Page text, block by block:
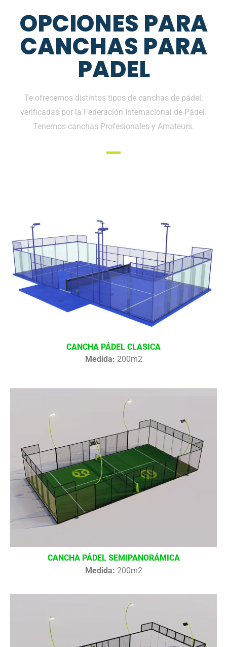
OPCIONES PARA
CANCHAS PARA
PADEL
Te ofrecemos distintos tipos de canchas de pádel,
verificadas por la Federación Internacional de Pádel.
Tenemos canchas Profesionales y Amateurs.
CANCHA PÁDEL CLASICA
Medida: 200m2
CANCHA PÁDEL SEMIPANORÁMICA
Medida: 200m2